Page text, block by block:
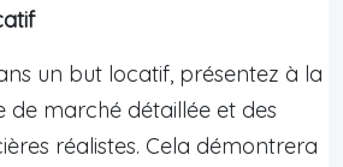
un but locatif, présentez à la
de marché détaillée et des
réalistes. Cela démontrera